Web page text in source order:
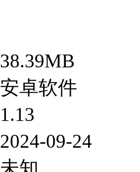
38.39MB
安卓软件
1.13
2024-09-24